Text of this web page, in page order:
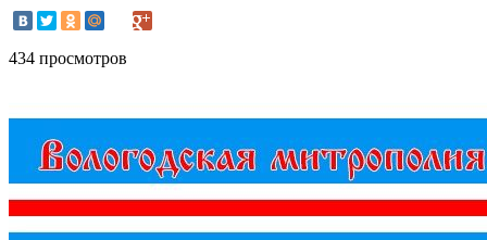
434 просмотров